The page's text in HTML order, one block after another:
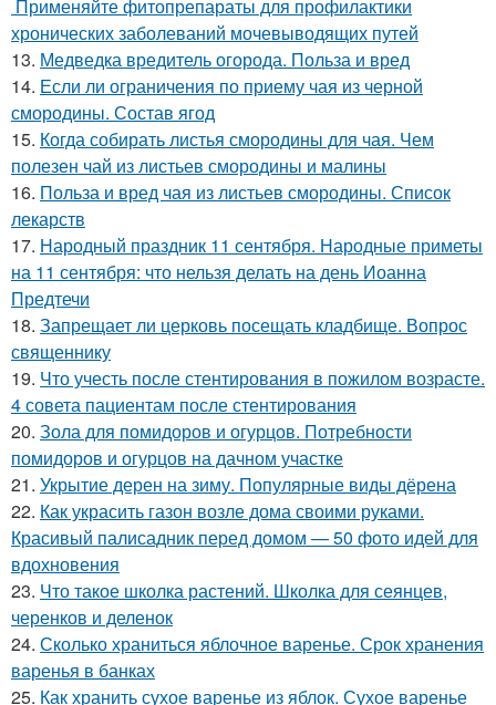
Применяйте фитопрепараты для профилактики
хронических заболеваний мочевыводящих путей
13. Медведка вредитель огорода. Польза и вред
14. Если ли ограничения по приему чая из черной
смородины. Состав ягод
15. Когда собирать листья смородины для чая. Чем
полезен чай из листьев смородины и малины
16. Польза и вред чая из листьев смородины. Список
лекарств
17. Народный праздник 11 сентября. Народные приметы
на 11 сентября: что нельзя делать на день Иоанна
Предтечи
18. Запрещает ли церковь посещать кладбище. Вопрос
священнику
19. Что учесть после стентирования в пожилом возрасте.
4 совета пациентам после стентирования
20. Зола для помидоров и огурцов. Потребности
помидоров и огурцов на дачном участке
21. Укрытие дерен на зиму. Популярные виды дёрена
22. Как украсить газон возле дома своими руками.
Красивый палисадник перед домом — 50 фото идей для
вдохновения
23. Что такое школка растений. Школка для сеянцев,
черенков и деленок
24. Сколько храниться яблочное варенье. Срок хранения
варенья в банках
25. Как хранить сухое варенье из яблок. Сухое варенье